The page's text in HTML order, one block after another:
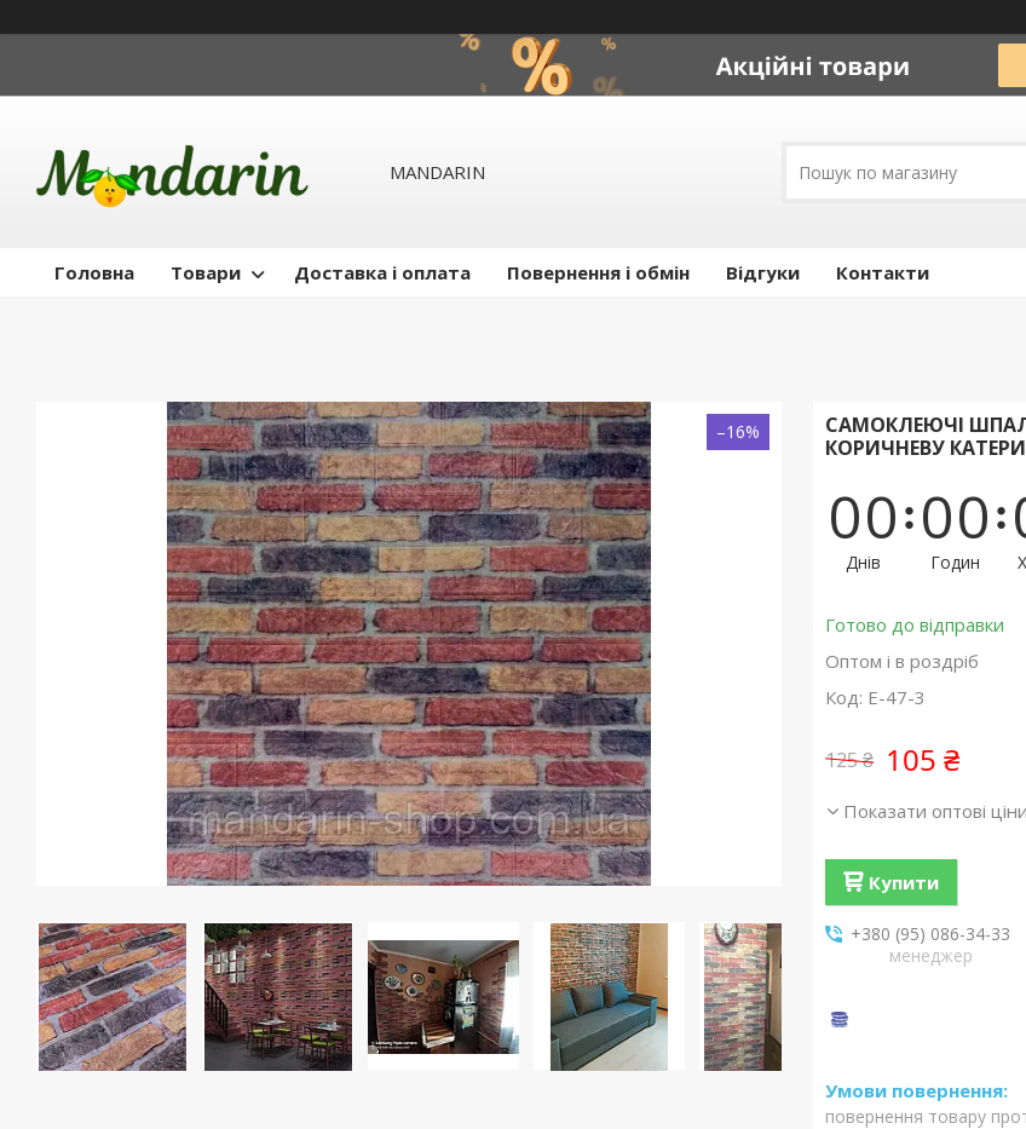
MANDARIN
Головна Товари Доставка і оплата Повернення і обмін Відгуки Контакти
–16%
САМОКЛЕЮЧІ
КОРИЧНЕВУ
00
Днів
00
Годин
Готово до відправки
Оптом і в роздріб
Код: E-47-3
125 ₴ 105 ₴
Показати оптові ціни
Купити
+380 (95) 086-34-33
менеджер
повернення товару